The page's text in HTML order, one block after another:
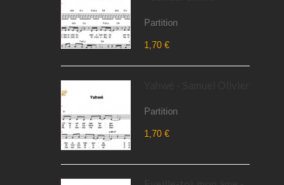
Partition
1,70 €
Partition
1,70 €